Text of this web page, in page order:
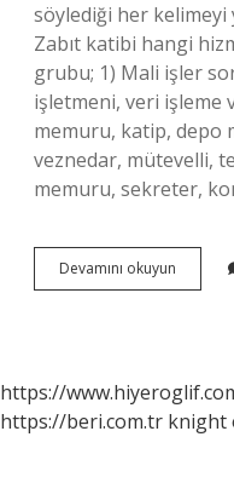
söylediği her
Zabıt katibi hangi
grubu; 1) Mali işler
işletmeni, veri işleme
memuru, katip, depo
veznedar, mütevelli,
memuru, sekreter,
Devamını okuyun
Katibi
https://
https://beri.com.tr knight